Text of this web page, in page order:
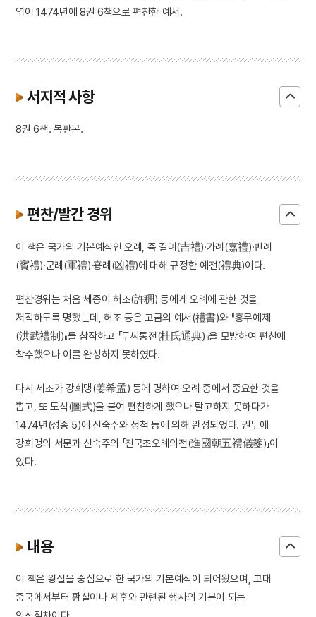
엮어 1474년에 8권 6책으로 편찬한 예서.
서지적 사항
8권 6책. 목판본.
편찬/발간 경위
이 책은 국가의 기본예식인 오례, 즉 길례(吉禮)·가례(嘉禮)·빈례
(賓禮)·군례(軍禮)·흉례(凶禮)에 대해 규정한 예전(禮典)이다.
편찬경위는 처음 세종이 허조(許稠) 등에게 오례에 관한 것을
저작하도록 명했는데, 허조 등은 고금의 예서(禮書)와 『홍무예제
(洪武禮制)』를 참작하고 『두씨통전(杜氏通典)』을 모방하여 편찬에
착수했으나 이를 완성하지 못하였다.
다시 세조가 강희맹(姜希孟) 등에 명하여 오례 중에서 중요한 것을
뽑고, 또 도식(圖式)을 붙여 편찬하게 했으나 탈고하지 못하다가
1474년(성종 5)에 신숙주와 정척 등에 의해 완성되었다. 권두에
강희맹의 서문과 신숙주의 「진국조오례의전(進國朝五禮儀箋)」이
있다.
내용
이 책은 왕실을 중심으로 한 국가의 기본예식이 되어왔으며, 고대
중국에서부터 황실이나 제후와 관련된 행사의 기본이 되는